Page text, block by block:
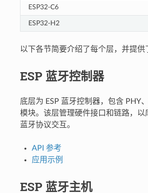
ESP32-C6
ESP32-H2
以下各节简要介绍了每个层，并提供
ESP 蓝牙控制器
底层为 ESP 蓝牙控制器，包含 PHY
模块。该层管理硬件接口和链路，
蓝牙协议交互。
API 参考
应用示例
ESP 蓝牙主机